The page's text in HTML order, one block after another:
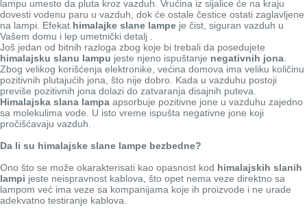
lampu umesto da pluta kroz vazduh. Vrućina iz sijalice će na kraju
dovesti vodenu paru u vazduh, dok će ostale čestice ostati zaglavljene
na lampi. Efekat himalajke slane lampe je čist, siguran vazduh u
Vašem domu i lep umetnički detalj .
Još jedan od bitnih razloga zbog koje bi trebali da posedujete
himalajsku slanu lampu jeste njeno ispuštanje negativnih jona
Zbog velikog korišćenja elektronike, većina domova ima veliku količinu
pozitivnih plutajućih jona, što nije dobro. Kada u vazduhu postoji
previše pozitivnih jona dolazi do zatvaranja disajnih puteva.
Himalajska slana lampa apsorbuje pozitivne jone u vazduhu zajedno
sa molekulima vode. U isto vreme ispušta negativne jone koji
pročišćavaju vazduh.
Da li su himalajske slane lampe bezbedne?
Ono što se može okarakterisati kao opasnost kod himalajskih slanih
lampi jeste neispravnost kablova, što opet nema veze direktno sa
lampom već ima veze sa kompanijama koje ih proizvode i ne urade
adekvatno testiranje kablova.